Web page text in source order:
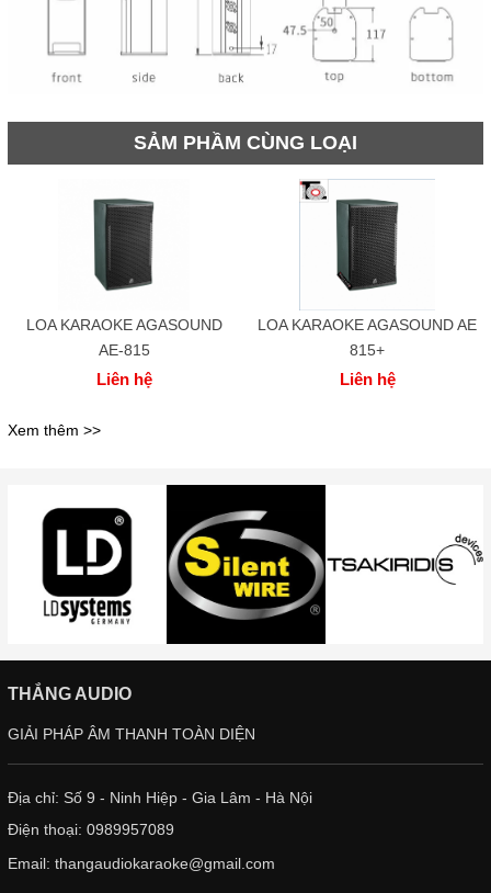
SẢM PHẦM CÙNG LOẠI
LOA KARAOKE AGASOUND
AE-815
Liên hệ
LOA KARAOKE AGASOUND AE
815+
Liên hệ
Xem thêm >>
THẮNG AUDIO
GIẢI PHÁP ÂM THANH TOÀN DIỆN
Địa chỉ: Số 9 - Ninh Hiệp - Gia Lâm - Hà Nội
Điện thoại: 0989957089
Email: thangaudiokaraoke@gmail.com